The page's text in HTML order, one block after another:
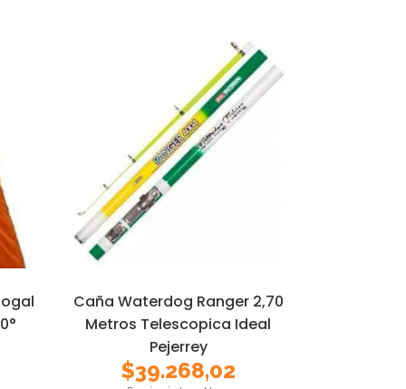
Caña Waterdog Ranger 2,70
Metros Telescopica Ideal
Pejerrey
$39.268,02